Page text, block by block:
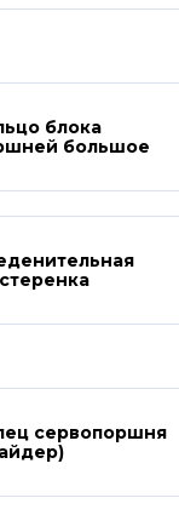
блока
большое
сервопоршня